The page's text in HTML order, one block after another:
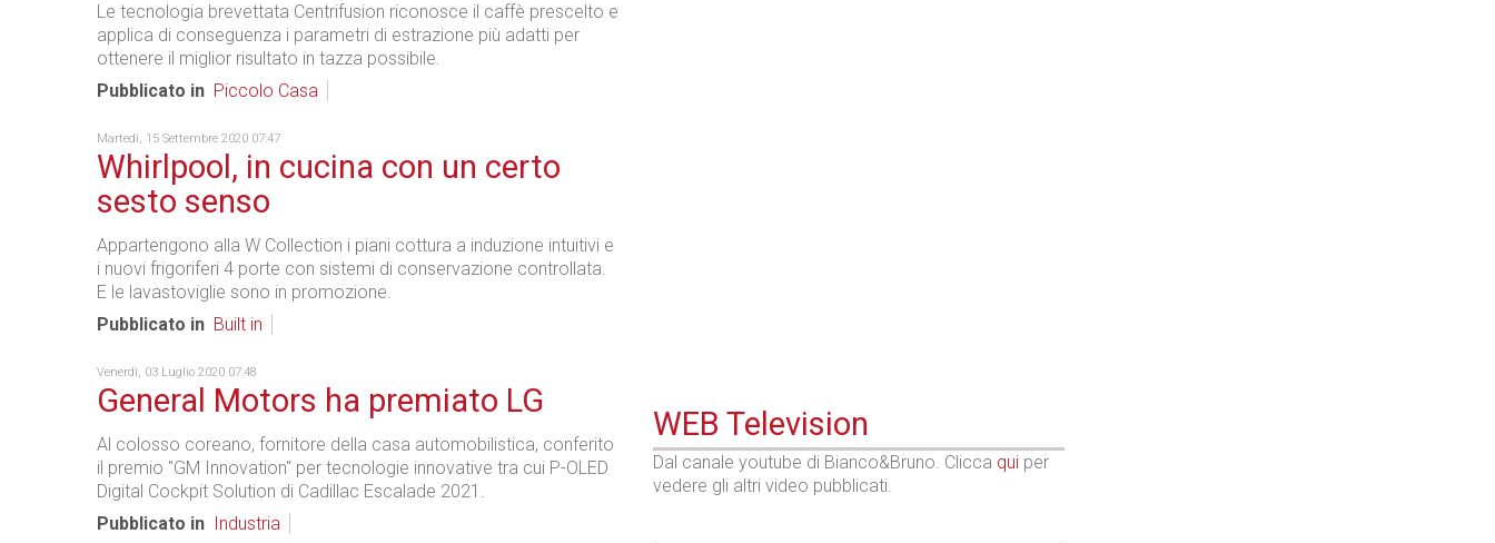
Le tecnologia brevettata Centrifusion riconosce il caffè prescelto e
applica di conseguenza i parametri di estrazione più adatti per
ottenere il miglior risultato in tazza possibile.
Pubblicato in Piccolo Casa
Martedì, 15 Settembre 2020 07:47
Whirlpool, in cucina con un certo
sesto senso
Appartengono alla W Collection i piani cottura a induzione intuitivi e
i nuovi frigoriferi 4 porte con sistemi di conservazione controllata.
E le lavastoviglie sono in promozione.
Pubblicato in Built in
Venerdì, 03 Luglio 2020 07:48
General Motors ha premiato LG
Al colosso coreano, fornitore della casa automobilistica, conferito
il premio "GM Innovation" per tecnologie innovative tra cui P-OLED
Digital Cockpit Solution di Cadillac Escalade 2021.
Pubblicato in
Industria
WEB Television
Dal canale youtube di Bianco&Bruno. Clicca qui per
vedere gli altri video pubblicati.